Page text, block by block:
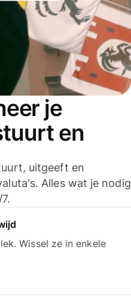
je
en
uitgeeft en
Alles wat je nodig
Wissel ze in enkele